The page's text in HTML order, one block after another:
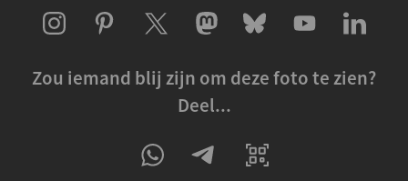
Zou iemand blij zijn om deze foto te zien?
Deel...